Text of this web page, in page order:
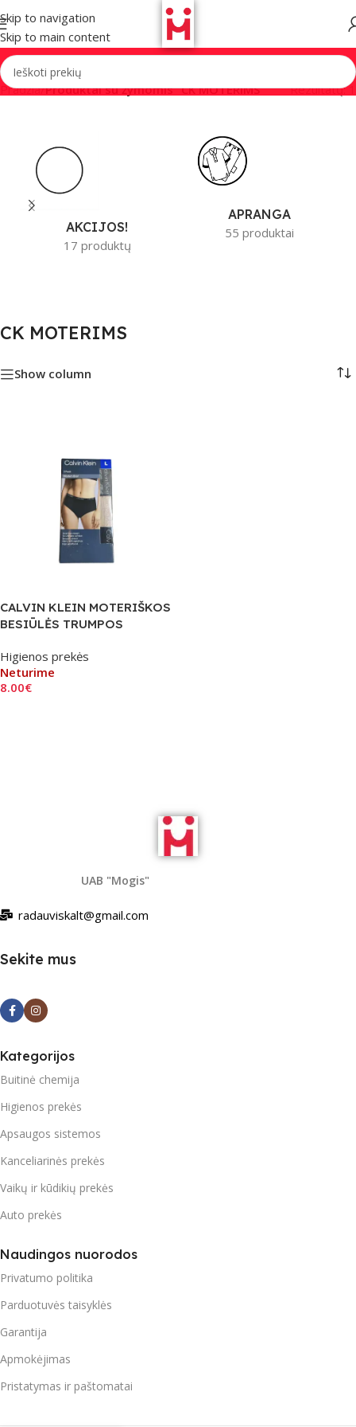
Skip to navigation
Skip to main content
Pradžia/Produktai su žymomis “CK MOTERIMS” Rezultatų: 1
AKCIJOS!
17 produktų
APRANGA
55 produktai
CK MOTERIMS
Show column
CALVIN KLEIN MOTERIŠKOS
BESIŪLĖS TRUMPOS
Higienos prekės
Neturime
8.00€
UAB "Mogis"
radauviskalt@gmail.com
Sekite mus
Kategorijos
Buitinė chemija
Higienos prekės
Apsaugos sistemos
Kanceliarinės prekės
Vaikų ir kūdikių prekės
Auto prekės
Naudingos nuorodos
Privatumo politika
Parduotuvės taisyklės
Garantija
Apmokėjimas
Pristatymas ir paštomatai